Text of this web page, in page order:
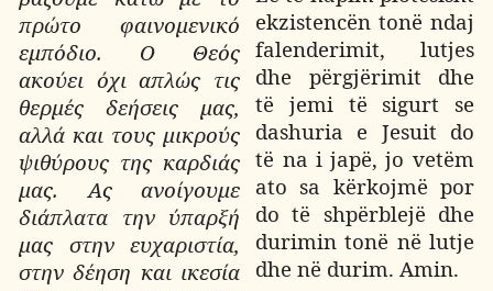
πρώτο φαινομενικό
εμπόδιο. Ο Θεός
ακούει όχι απλώς τις
θερμές δεήσεις μας,
αλλά και τους μικρούς
ψιθύρους της καρδιάς
μας. Ας ανοίγουμε
διάπλατα την ύπαρξή
μας στην ευχαριστία,
στην δέηση και ικεσία
ekzistencën tonë ndaj
falenderimit, lutjes
dhe përgjërimit dhe
të jemi të sigurt se
dashuria e Jesuit do
të na i japë, jo vetëm
ato sa kërkojmë por
do të shpërblejë dhe
durimin tonë në lutje
dhe në durim. Amin.